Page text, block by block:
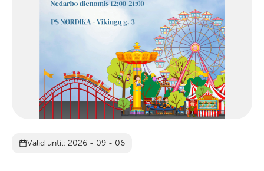
Valid until: 2026 - 09 - 06